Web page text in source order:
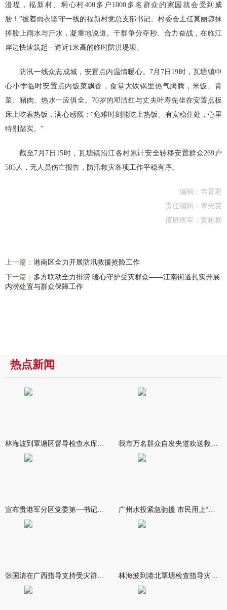
漫堤，福新村、垌心村400多户1000多名群众的家园就会受到威
胁！”披着雨衣坚守一线的福新村党总支部书记、村委会主任莫丽琼抹
掉脸上雨水与汗水，凝重地说道。干群争分夺秒、合力奋战，在临江
岸边快速筑起一道近1米高的临时防洪堤坝。
防汛一线众志成城，安置点内温情暖心。7月7日19时，瓦塘镇中
心小学临时安置点内饭菜飘香，食堂大铁锅里热气腾腾，米饭、青
菜、猪肉、热水一应俱全。70岁的邓洁红与丈夫叶寿先坐在安置点板
床上吃着热饭，满心感慨：“危难时刻能吃上热饭、有安稳住处，心里
特别踏实。”
截至7月7日15时，瓦塘镇沿江各村累计安全转移安置群众269户
585人，无人员伤亡报告，防汛救灾各项工作平稳有序。
编辑：韦育君
责任编辑：覃光英
值班终审：黄彬群
上一篇： 港南区全力开展防汛救援抢险工作
下一篇： 多方联动全力排涝 暖心守护受灾群众——江南街道扎实开展
内涝处置与群众保障工作
热点新闻